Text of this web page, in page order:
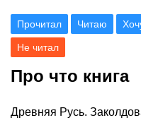
Прочитал Читаю
Не читал
Про что книга
Древняя Русь.